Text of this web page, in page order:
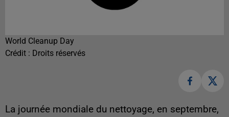
World Cleanup Day
Crédit : Droits réservés
La journée mondiale du nettoyage, en septembre,